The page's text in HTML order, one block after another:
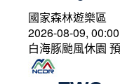
國家森林遊樂區
2026-08-09,
白海豚颱風休園